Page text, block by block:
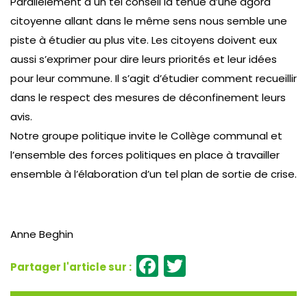
citoyenne allant dans le même sens nous semble une
piste à étudier au plus vite. Les citoyens doivent eux
aussi s’exprimer pour dire leurs priorités et leur idées
pour leur commune. Il s’agit d’étudier comment recueillir
dans le respect des mesures de déconfinement leurs
avis.
Notre groupe politique invite le Collège communal et
l’ensemble des forces politiques en place à travailler
ensemble à l’élaboration d’un tel plan de sortie de crise.
Anne Beghin
Facebook